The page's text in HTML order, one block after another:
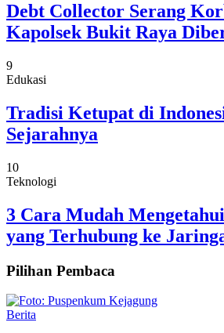
Debt Collector Serang
Kapolsek Bukit Raya
9
Edukasi
Tradisi Ketupat di
Sejarahnya
10
Teknologi
3 Cara Mudah
yang Terhubung ke
Pilihan Pembaca
Berita